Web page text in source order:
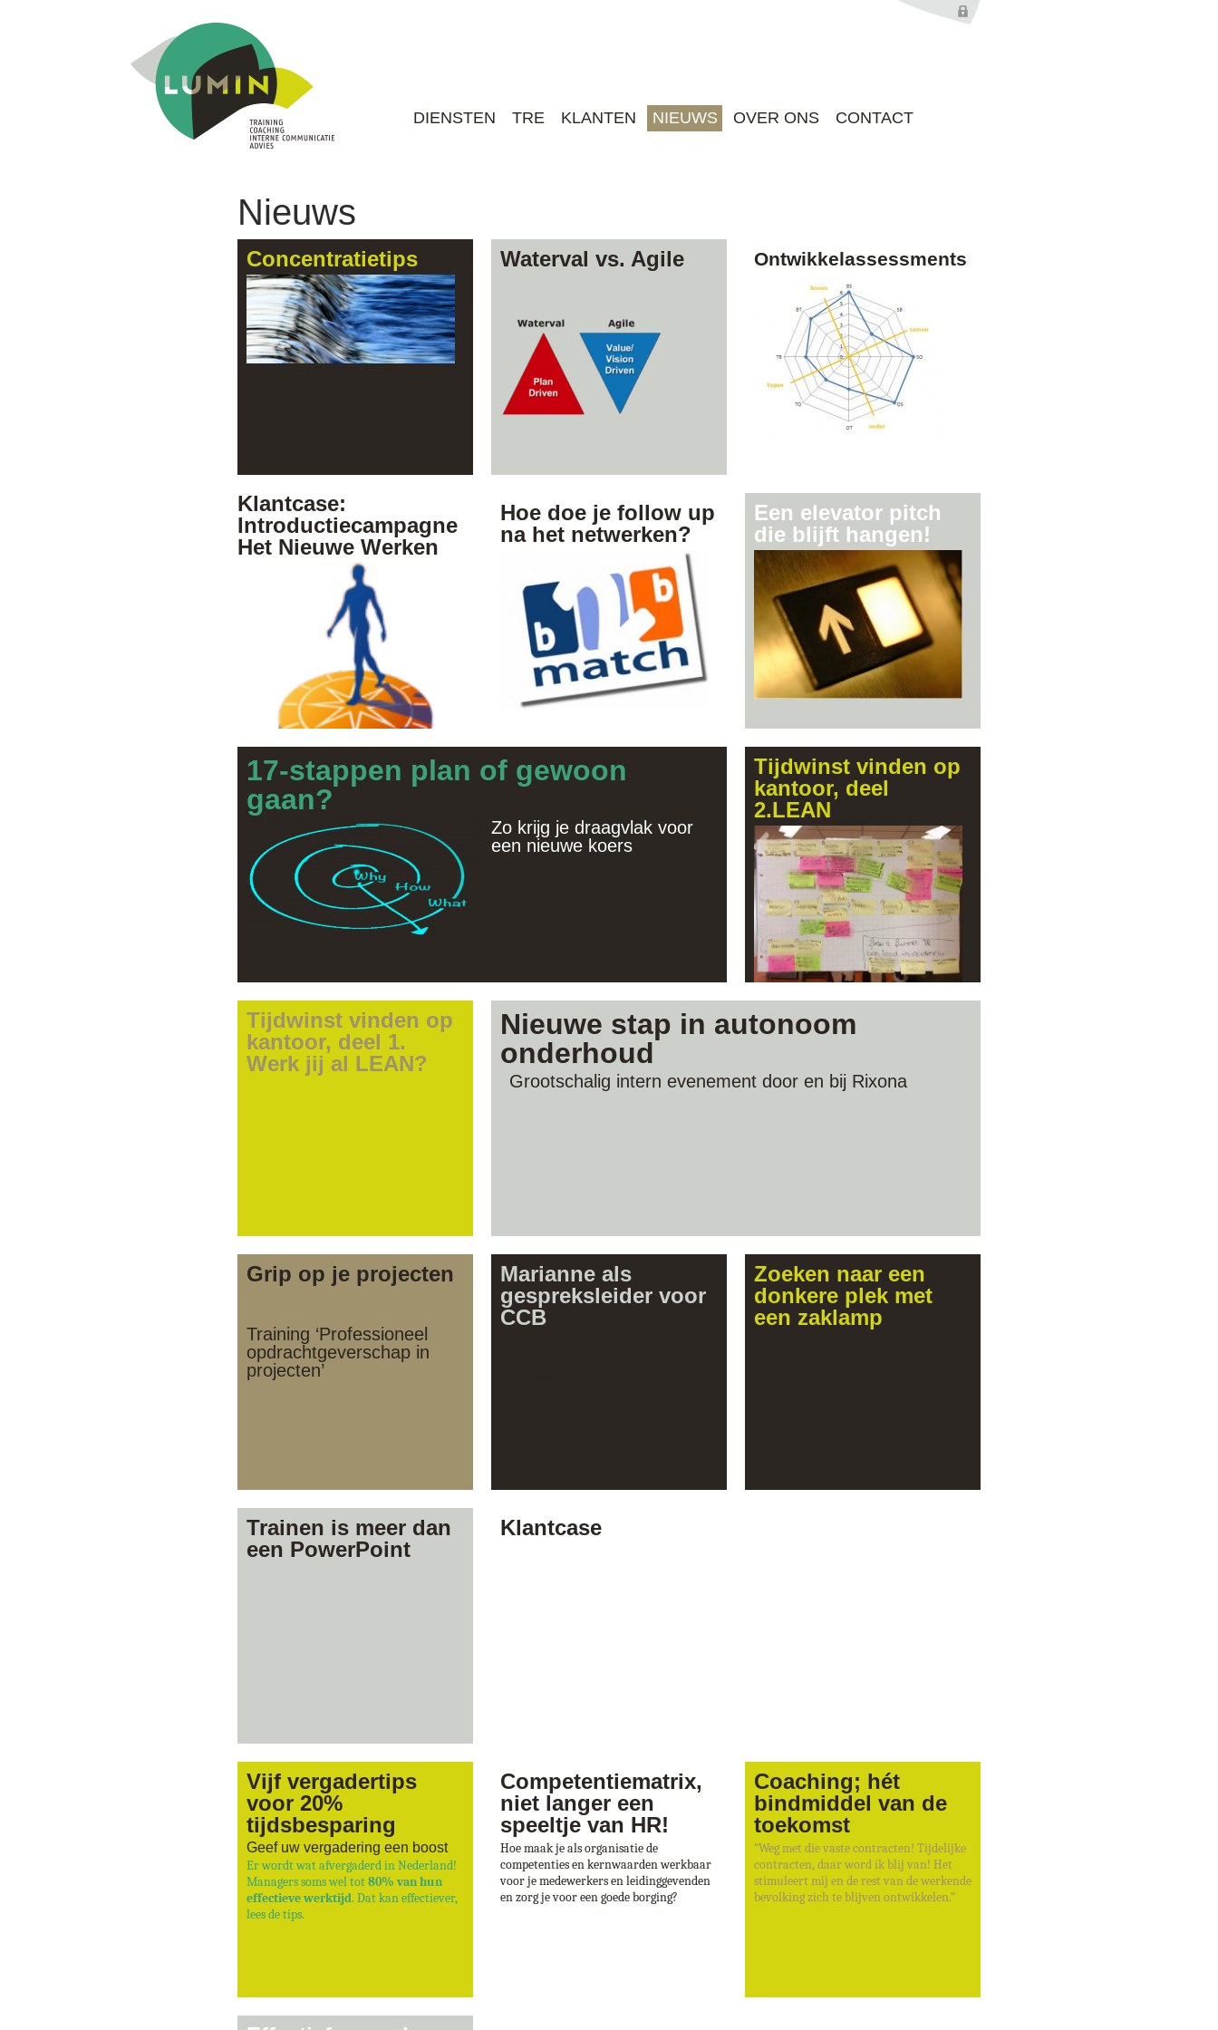
Nieuws
Concentratietips Waterval vs. Agile Ontwikkelassessments
Klantcase:
Introductiecampagne
Het Nieuwe Werken
Regionale Rabobank voorop
in het Nieuwe Werken
Hoe doe je follow up
na het netwerken?
Een elevator pitch
die blijft hangen!
17-stappen plan of gewoon
gaan?
Zo krijg je draagvlak voor
een nieuwe koers
Tijdwinst vinden op
kantoor, deel
2.LEAN
Tijdwinst vinden op
kantoor, deel 1.
Werk jij al LEAN?
Nieuwe stap in autonoom
onderhoud
Grootschalig intern evenement door en bij Rixona
Grip op je projecten
Training ‘Professioneel
opdrachtgeverschap in
projecten’
Marianne als
gespreksleider voor
CCB
Zoeken naar een
donkere plek met
een zaklamp
Trainen is meer dan
een PowerPoint
Klantcase
Vijf vergadertips
voor 20%
tijdsbesparing
Geef uw vergadering een boost
Er wordt wat afvergaderd in Nederland!
Managers soms wel tot80% van hun
effectieve werktijd. Dat kan effectiever,
lees de tips.
Competentiematrix,
niet langer een
speeltje van HR!
Hoe maak je als organisatie de
competenties en kernwaarden werkbaar
voor je medewerkers en leidinggevenden
en zorg je voor een goede borging?
Coaching; hét
bindmiddel van de
toekomst
“Weg met die vaste contracten! Tijdelijke
contracten, daar word ik blij van! Het
stimuleert mij en de rest van de werkende
bevolking zich te blijven ontwikkelen.”
DIENSTEN TRE KLANTEN NIEUWS OVER ONS CONTACT